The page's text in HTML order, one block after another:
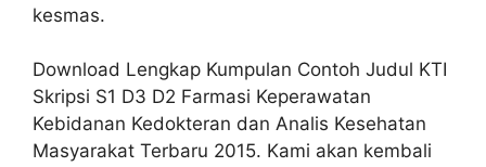
kesmas.
Download Lengkap Kumpulan Contoh Judul KTI
Skripsi S1 D3 D2 Farmasi Keperawatan
Kebidanan Kedokteran dan Analis Kesehatan
Masyarakat Terbaru 2015. Kami akan kembali